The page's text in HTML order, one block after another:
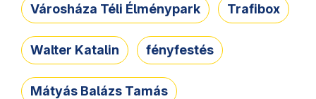
Városháza Téli Élménypark Trafibox
Walter Katalin fényfestés
Mátyás Balázs Tamás